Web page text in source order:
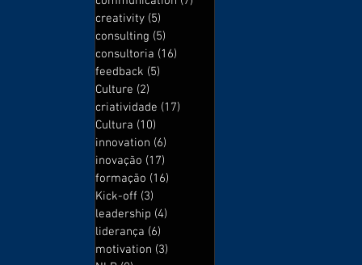
creativity (5)
consulting (5)
consultoria (16)
feedback (5)
Culture (2)
criatividade (17)
Cultura (10)
innovation (6)
inovação (17)
formação (16)
Kick-off (3)
leadership (4)
liderança (6)
motivation (3)